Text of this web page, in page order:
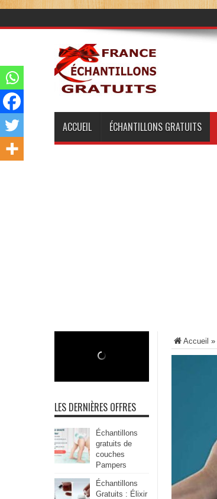
ACCUEIL ÉCHANTILLONS GRATUITS
Accueil »
LES DERNIÈRES OFFRES
Échantillons
gratuits de
couches
Pampers
Échantillons
Gratuits : Élixir